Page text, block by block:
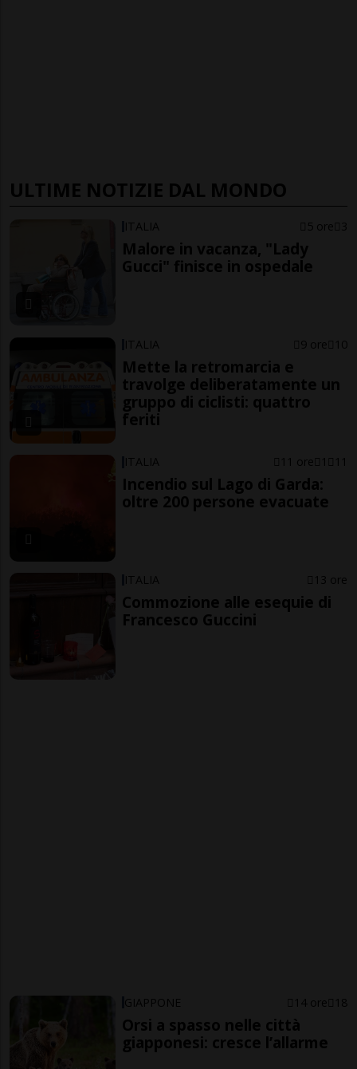
ULTIME NOTIZIE DAL MONDO
ITALIA 5 ore 3
Malore in vacanza, "Lady
Gucci" finisce in ospedale
ITALIA 9 ore 10
Mette la retromarcia e
travolge deliberatamente un
gruppo di ciclisti: quattro
feriti
ITALIA 11 ore 1 11
Incendio sul Lago di Garda:
oltre 200 persone evacuate
ITALIA 13 ore
Commozione alle esequie di
Francesco Guccini
GIAPPONE 14 ore 18
Orsi a spasso nelle città
giapponesi: cresce l’allarme